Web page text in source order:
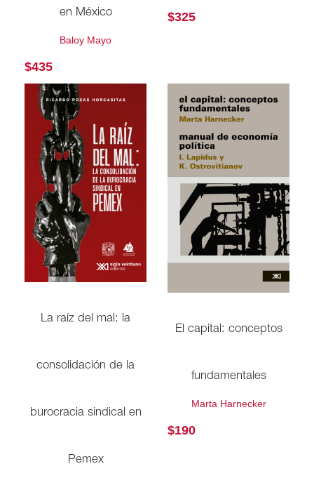
en México
Baloy Mayo
$435
$325
La raíz del mal: la
consolidación de la
burocracia sindical en
Pemex
El capital: conceptos
fundamentales
Marta Harnecker
$190